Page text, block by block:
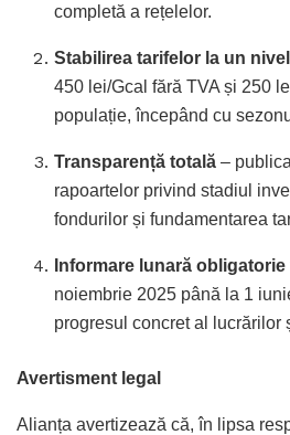
completă a rețelelor.
Stabilirea tarifelor la un
450 lei/Gcal fără TVA și 250
populație, începând cu
Transparență totală –
rapoartelor privind stadiul
fondurilor și fundamentarea
Informare lunară obligatorie
noiembrie 2025 până la 1
progresul concret al lucrărilor
Avertisment legal
Alianța avertizează că, în lipsa